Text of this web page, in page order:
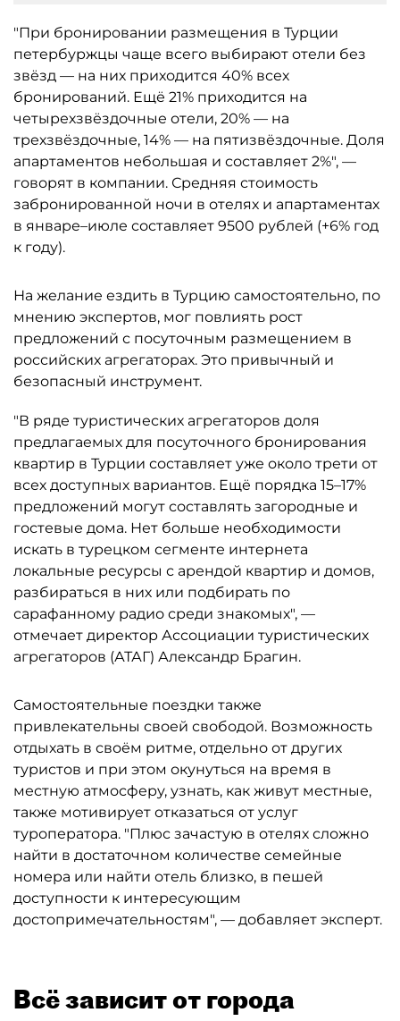
"При бронировании размещения в Турции
петербуржцы чаще всего выбирают отели без
звёзд — на них приходится 40% всех
бронирований. Ещё 21% приходится на
четырехзвёздочные отели, 20% — на
трехзвёздочные, 14% — на пятизвёздочные. Доля
апартаментов небольшая и составляет 2%", —
говорят в компании. Средняя стоимость
забронированной ночи в отелях и апартаментах
в январе–июле составляет 9500 рублей (+6% год
к году).
На желание ездить в Турцию самостоятельно, по
мнению экспертов, мог повлиять рост
предложений с посуточным размещением в
российских агрегаторах. Это привычный и
безопасный инструмент.
"В ряде туристических агрегаторов доля
предлагаемых для посуточного бронирования
квартир в Турции составляет уже около трети от
всех доступных вариантов. Ещё порядка 15–17%
предложений могут составлять загородные и
гостевые дома. Нет больше необходимости
искать в турецком сегменте интернета
локальные ресурсы с арендой квартир и домов,
разбираться в них или подбирать по
сарафанному радио среди знакомых", —
отмечает директор Ассоциации туристических
агрегаторов (АТАГ) Александр Брагин.
Самостоятельные поездки также
привлекательны своей свободой. Возможность
отдыхать в своём ритме, отдельно от других
туристов и при этом окунуться на время в
местную атмосферу, узнать, как живут местные,
также мотивирует отказаться от услуг
туроператора. "Плюс зачастую в отелях сложно
найти в достаточном количестве семейные
номера или найти отель близко, в пешей
доступности к интересующим
достопримечательностям", — добавляет эксперт.
Всё зависит от города